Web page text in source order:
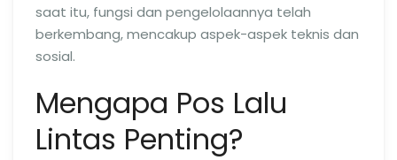
saat itu, fungsi dan pengelolaannya telah
berkembang, mencakup aspek-aspek teknis dan
sosial.
Mengapa Pos Lalu
Lintas Penting?